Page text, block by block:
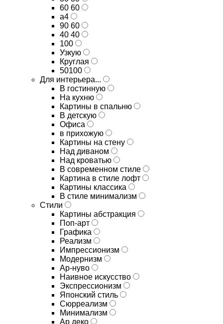
60 60
а4
90 60
40 40
100
Узкую
Круглая
50100
Для интерьера...
В гостинную
На кухню
Картины в спальню
В детскую
Офиса
в прихожую
Картины на стену
Над диваном
Над кроватью
В современном стиле
Картина в стиле лофт
Картины классика
В стиле минимализм
Стили
Картины абстракция
Поп-арт
Графика
Реализм
Импрессионизм
Модернизм
Ар-нуво
Наивное искусство
Экспрессионизм
Японский стиль
Сюрреализм
Минимализм
Ар деко